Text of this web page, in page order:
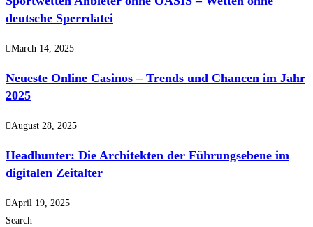
deutsche Sperrdatei
March 14, 2025
Neueste Online Casinos – Trends und Chancen im Jahr
2025
August 28, 2025
Headhunter: Die Architekten der Führungsebene im
digitalen Zeitalter
April 19, 2025
Search